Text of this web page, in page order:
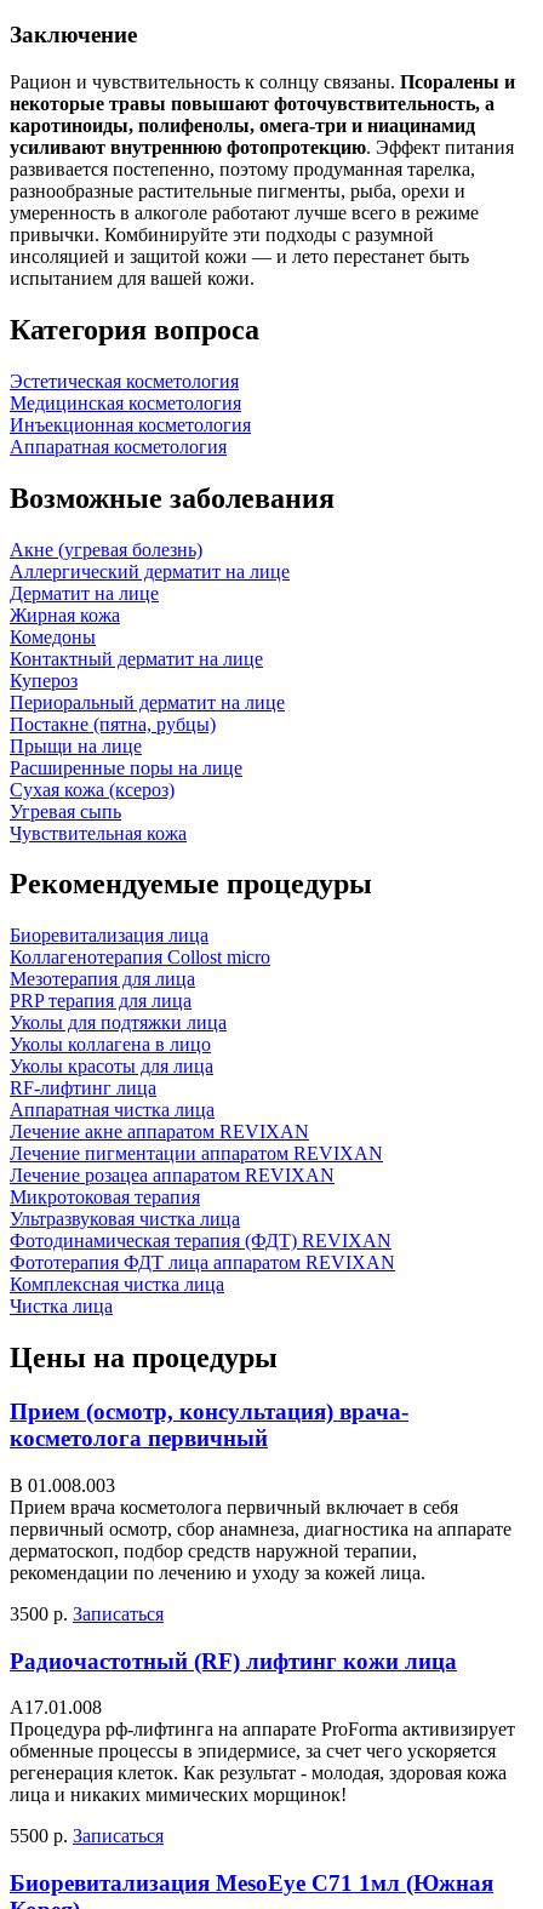
Заключение
Рацион и чувствительность к солнцу связаны. Псоралены и
некоторые травы повышают фоточувствительность, а
каротиноиды, полифенолы, омега‑три и ниацинамид
усиливают внутреннюю фотопротекцию. Эффект питания
развивается постепенно, поэтому продуманная тарелка,
разнообразные растительные пигменты, рыба, орехи и
умеренность в алкоголе работают лучше всего в режиме
привычки. Комбинируйте эти подходы с разумной
инсоляцией и защитой кожи — и лето перестанет быть
испытанием для вашей кожи.
Категория вопроса
Эстетическая косметология
Медицинская косметология
Инъекционная косметология
Аппаратная косметология
Возможные заболевания
Акне (угревая болезнь)
Аллергический дерматит на лице
Дерматит на лице
Жирная кожа
Комедоны
Контактный дерматит на лице
Купероз
Периоральный дерматит на лице
Постакне (пятна, рубцы)
Прыщи на лице
Расширенные поры на лице
Сухая кожа (ксероз)
Угревая сыпь
Чувствительная кожа
Рекомендуемые процедуры
Биоревитализация лица
Коллагенотерапия Collost micro
Мезотерапия для лица
PRP терапия для лица
Уколы для подтяжки лица
Уколы коллагена в лицо
Уколы красоты для лица
RF-лифтинг лица
Аппаратная чистка лица
Лечение акне аппаратом REVIXAN
Лечение пигментации аппаратом REVIXAN
Лечение розацеа аппаратом REVIXAN
Микротоковая терапия
Ультразвуковая чистка лица
Фотодинамическая терапия (ФДТ) REVIXAN
Фототерапия ФДТ лица аппаратом REVIXAN
Комплексная чистка лица
Чистка лица
Цены на процедуры
Прием (осмотр, консультация) врача-
косметолога первичный
В 01.008.003
Прием врача косметолога первичный включает в себя
первичный осмотр, сбор анамнеза, диагностика на аппарате
дерматоскоп, подбор средств наружной терапии,
рекомендации по лечению и уходу за кожей лица.
3500 р. Записаться
Радиочастотный (RF) лифтинг кожи лица
A17.01.008
Процедура рф-лифтинга на аппарате ProForma активизирует
обменные процессы в эпидермисе, за счет чего ускоряется
регенерация клеток. Как результат - молодая, здоровая кожа
лица и никаких мимических морщинок!
5500 р. Записаться
Биоревитализация MesoEye C71 1мл (Южная